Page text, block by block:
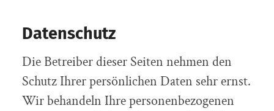
Datenschutz
Die Betreiber dieser Seiten nehmen den
Schutz Ihrer persönlichen Daten sehr ernst.
Wir behandeln Ihre personenbezogenen